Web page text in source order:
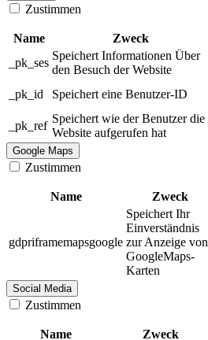
Zustimmen
Name Zweck
_pk_ses
Speichert Informationen Über
den Besuch der Website
_pk_id Speichert eine Benutzer-ID
_pk_ref
Speichert wie der Benutzer die
Website aufgerufen hat
Google Maps
Zustimmen
Name Zweck
gdpriframemapsgoogle
Speichert Ihr
Einverständnis
zur Anzeige von
GoogleMaps-
Karten
Social Media
Zustimmen
Name Zweck